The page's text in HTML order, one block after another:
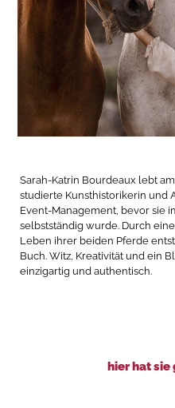
Sarah-Katrin Bourdeaux lebt
studierte Kunsthistorikerin und
Event-Management, bevor sie
selbstständig wurde. Durch
Leben ihrer beiden Pferde
Buch. Witz, Kreativität und ein
einzigartig und authentisch.
hier hat sie